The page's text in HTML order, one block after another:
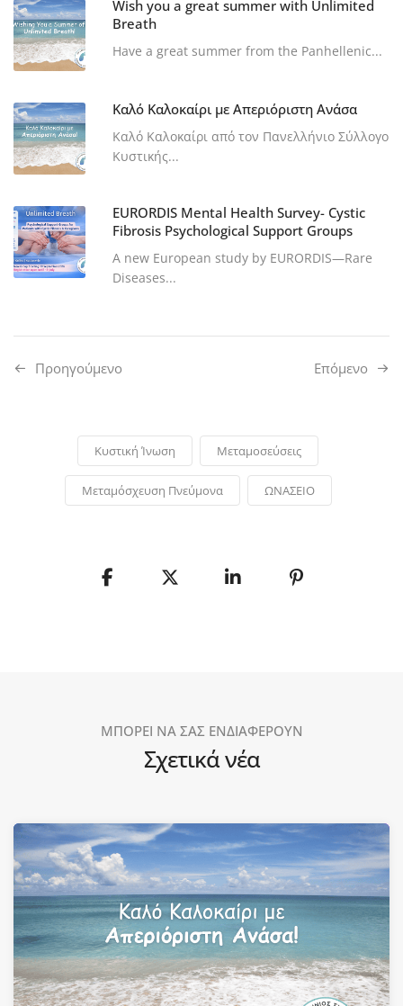
Wish you a great summer with Unlimited
Breath
Have a great summer from the Panhellenic...
Καλό Καλοκαίρι με Απεριόριστη Ανάσα
Καλό Καλοκαίρι από τον Πανελλήνιο Σύλλογο
Κυστικής...
EURORDIS Mental Health Survey- Cystic
Fibrosis Psychological Support Groups
A new European study by EURORDIS—Rare
Diseases...
Προηγούμενo Επόμενο
Κυστική Ίνωση Μεταμοσεύσεις
Μεταμόσχευση Πνεύμονα ΩΝΑΣΕΙΟ
ΜΠΟΡΕΙ ΝΑ ΣΑΣ ΕΝΔΙΑΦΕΡΟΥΝ
Σχετικά νέα